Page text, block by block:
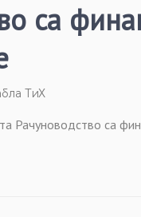
са
ТиХ
Рачуноводство са